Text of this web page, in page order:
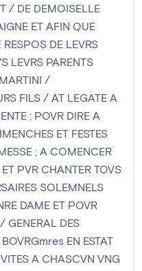
/ DE DEMOISELLE
ET AFIN QUE
DE LEVRS
LEVRS PARENTS
/
FILS / AT LEGATE A
; POVR DIRE A
ET FESTES
; A COMENCER
PVR CHANTER TOVS
SOLEMNELS
DAME ET POVR
GENERAL DES
EN ESTAT
A CHASCVN VNG